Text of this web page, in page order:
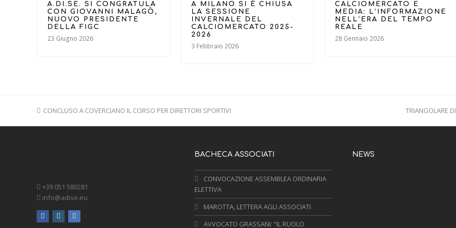
A.DI.SE. SI CONGRATULA
CON GIOVANNI MALAGÒ,
NUOVO PRESIDENTE
DELLA FIGC
23 Giugno 2026
A MILANO SI È CHIUSA
LA SESSIONE
INVERNALE DEL
CALCIOMERCATO 2025-
2026
3 Febbraio 2026
CALCIOMERCATO E
MEDIA: L’INFORMAZIONE
NELL’ERA DEL TEMPO
REALE
28 Gennaio 2026
previous
CONCLUSO A COVERCIANO IL CORSO PER DIRETTORI SPORTIVI
next
TRIANGOLARE
+39 051 580281
info@adise.eu
facebookinstagram
BACHECA ASSOCIATI
CONVOCAZIONE ASSEMBLEA ORDINARIA
ELETTIVA
MAROTTA, LETTERA AGLI ASSOCIATI
AVVOCATO GRASSANI: “IL RUOLO
NEWS